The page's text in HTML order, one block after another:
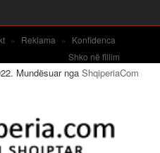
» Reklama »
Konfidenca
Shko në fillim
Mundësuar nga ShqiperiaCom